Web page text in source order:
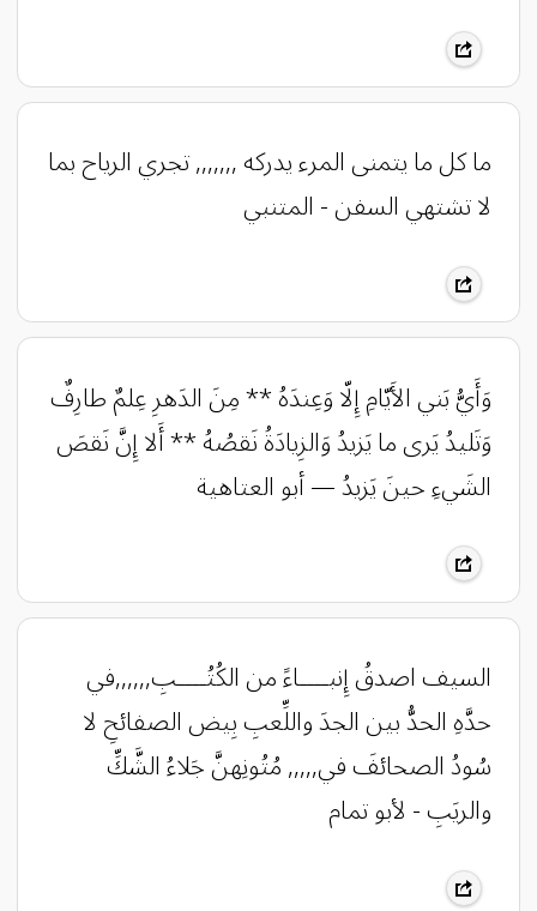
ما كل ما يتمنى المرء يدركه ,,,,,,, تجري الرياح بما
لا تشتهي السفن - المتنبي
وَأَيُّ بَني الأَيّامِ إِلّا وَعِندَهُ ** مِنَ الدَهرِ عِلمٌ طارِفٌ
وَتَليدُ يَرى ما يَزيدُ وَالزِيادَةُ نَقصُهُ ** أَلا إِنَّ نَقصَ
الشَيءِ حينَ يَزيدُ — أبو العتاهية
السيف اصدقُ إِنبــــاءً من الكُتُــــبِ,,,,,,في
حدَّهِ الحدُّ بين الجدَ واللِّعبِ بِيض الصفائحِ لا
سُودُ الصحائفَ في,,,,, مُتُونِهنَّ جَلاءُ الشَّكِّ
والريَبِ - لأبو تمام